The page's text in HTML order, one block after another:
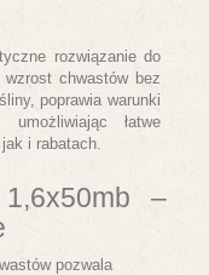
rozwiązanie do
wzrost chwastów bez
poprawia warunki
łatwe
i rabatach.
–
pozwala